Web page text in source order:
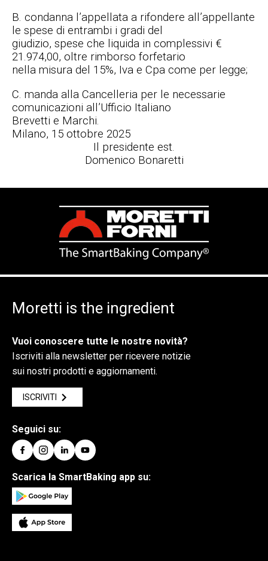
B. condanna l’appellata a rifondere all’appellante
le spese di entrambi i gradi del
giudizio, spese che liquida in complessivi €
21.974,00, oltre rimborso forfetario
nella misura del 15%, Iva e Cpa come per legge;
C. manda alla Cancelleria per le necessarie
comunicazioni all’Ufficio Italiano
Brevetti e Marchi.
Milano, 15 ottobre 2025
Il presidente est.
Domenico Bonaretti
Moretti is the ingredient
Vuoi conoscere tutte le nostre novità?
Iscriviti alla newsletter per ricevere notizie
sui nostri prodotti e aggiornamenti.
ISCRIVITI
Seguici su:
Scarica la SmartBaking app su: